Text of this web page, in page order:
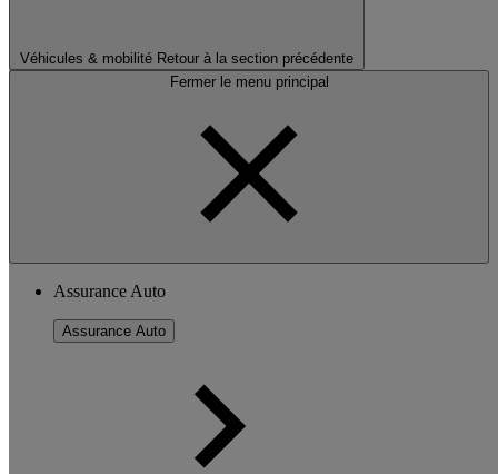
Véhicules & mobilité Retour à la section précédente
Fermer le menu principal
Assurance Auto
Assurance Auto